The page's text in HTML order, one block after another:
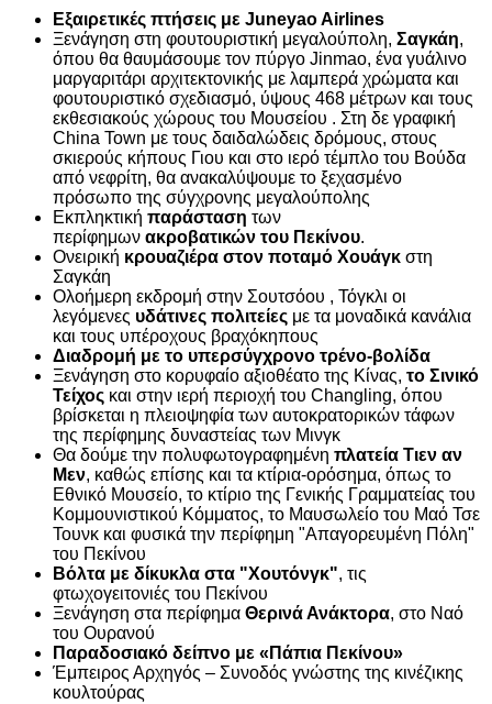
Εξαιρετικές πτήσεις με Juneyao Airlines
Ξενάγηση στη φουτουριστική μεγαλούπολη, Σαγκάη,
όπου θα θαυμάσουμε τον πύργο Jinmao, ένα γυάλινο
μαργαριτάρι αρχιτεκτονικής με λαμπερά χρώματα και
φουτουριστικό σχεδιασμό, ύψους 468 μέτρων και τους
εκθεσιακούς χώρους του Μουσείου . Στη δε γραφική
China Town με τους δαιδαλώδεις δρόμους, στους
σκιερούς κήπους Γιου και στο ιερό τέμπλο του Βούδα
από νεφρίτη, θα ανακαλύψουμε το ξεχασμένο
πρόσωπο της σύγχρονης μεγαλούπολης
Εκπληκτική παράσταση των
περίφημων ακροβατικών του Πεκίνου.
Ονειρική κρουαζιέρα στον ποταμό Χουάγκ στη
Σαγκάη
Ολοήμερη εκδρομή στην Σουτσόου , Τόγκλι οι
λεγόμενες υδάτινες πολιτείες με τα μοναδικά κανάλια
και τους υπέροχους βραχόκηπους
Διαδρομή με το υπερσύγχρονο τρένο-βολίδα
Ξενάγηση στο κορυφαίο αξιοθέατο της Κίνας, το Σινικό
Τείχος και στην ιερή περιοχή του Changling, όπου
βρίσκεται η πλειοψηφία των αυτοκρατορικών τάφων
της περίφημης δυναστείας των Μινγκ
Θα δούμε την πολυφωτογραφημένη πλατεία Τιεν αν
Μεν, καθώς επίσης και τα κτίρια-ορόσημα, όπως το
Εθνικό Μουσείο, το κτίριο της Γενικής Γραμματείας του
Κομμουνιστικού Κόμματος, το Μαυσωλείο του Μαό Τσε
Τουνκ και φυσικά την περίφημη "Απαγορευμένη Πόλη"
του Πεκίνου
Βόλτα με δίκυκλα στα "Χουτόνγκ", τις
φτωχογειτονιές του Πεκίνου
Ξενάγηση στα περίφημα Θερινά Ανάκτορα, στο Ναό
του Ουρανού
Παραδοσιακό δείπνο με «Πάπια Πεκίνου»
Έμπειρος Αρχηγός – Συνοδός γνώστης της κινέζικης
κουλτούρας